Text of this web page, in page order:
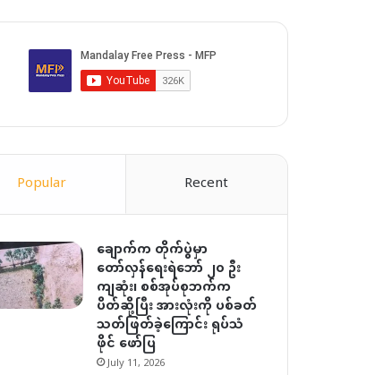
Popular Recent
ချောက်က တိုက်ပွဲမှာ
တော်လှန်ရေးရဲဘော် ၂၀ ဦး
ကျဆုံး၊ စစ်အုပ်စုဘက်က
ပိတ်ဆို့ပြီး အားလုံးကို ပစ်ခတ်
သတ်ဖြတ်ခဲ့ကြောင်း ရုပ်သံ
ဖိုင် ဖော်ပြ
July 11, 2026